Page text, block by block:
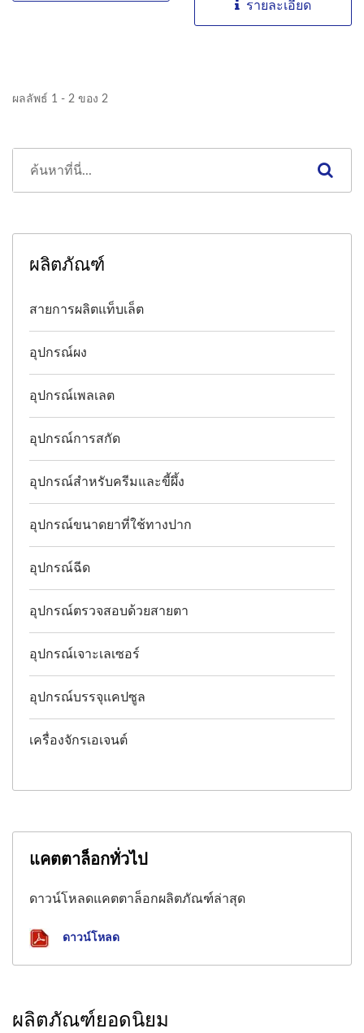
ใช้กล้องและอัลกอริธึมการ
รายละเอียด
ผลลัพธ์ 1 - 2 ของ 2
ผลิตภัณฑ์
สายการผลิตแท็บเล็ต
อุปกรณ์ผง
อุปกรณ์เพลเลต
อุปกรณ์การสกัด
อุปกรณ์สำหรับครีมและขี้ผึ้ง
อุปกรณ์ขนาดยาที่ใช้ทางปาก
อุปกรณ์ฉีด
อุปกรณ์ตรวจสอบด้วยสายตา
อุปกรณ์เจาะเลเซอร์
อุปกรณ์บรรจุแคปซูล
เครื่องจักรเอเจนต์
แคตตาล็อกทั่วไป
ดาวน์โหลดแคตตาล็อกผลิตภัณฑ์ล่าสุด
ดาวน์โหลด
ผลิตภัณฑ์ยอดนิยม